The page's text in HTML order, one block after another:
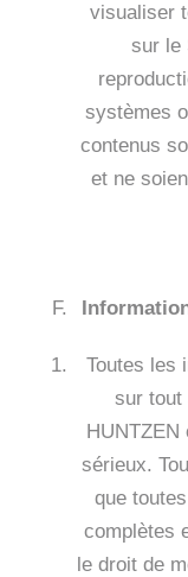
visualiser
sur le
systèmes
contenus
et ne
Toutes les
sur tout
HUNTZEN
sérieux.
que
complètes
le droit de